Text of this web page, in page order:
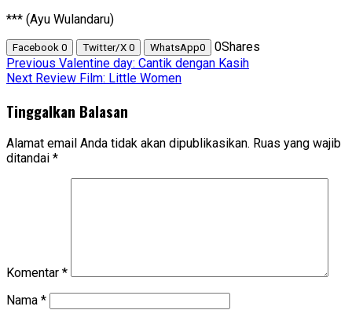
*** (Ayu Wulandaru)
Facebook 0 Twitter/X 0 WhatsApp0 0Shares
Previous Valentine day: Cantik dengan Kasih
Next Review Film: Little Women
Tinggalkan Balasan
Alamat email Anda tidak akan dipublikasikan. Ruas yang wajib
ditandai *
Komentar *
Nama *